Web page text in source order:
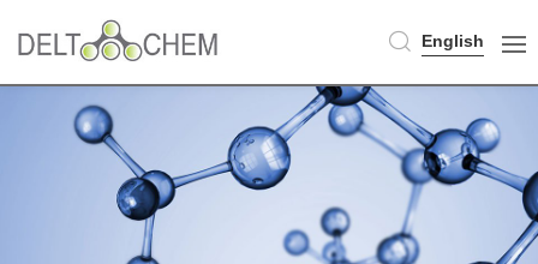
English